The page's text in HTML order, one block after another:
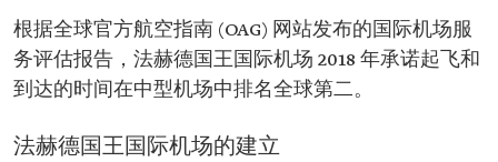
根据全球官方航空指南 (OAG) 网站发布的国际机场服
务评估报告，法赫德国王国际机场 2018 年承诺起飞和
到达的时间在中型机场中排名全球第二。
法赫德国王国际机场的建立